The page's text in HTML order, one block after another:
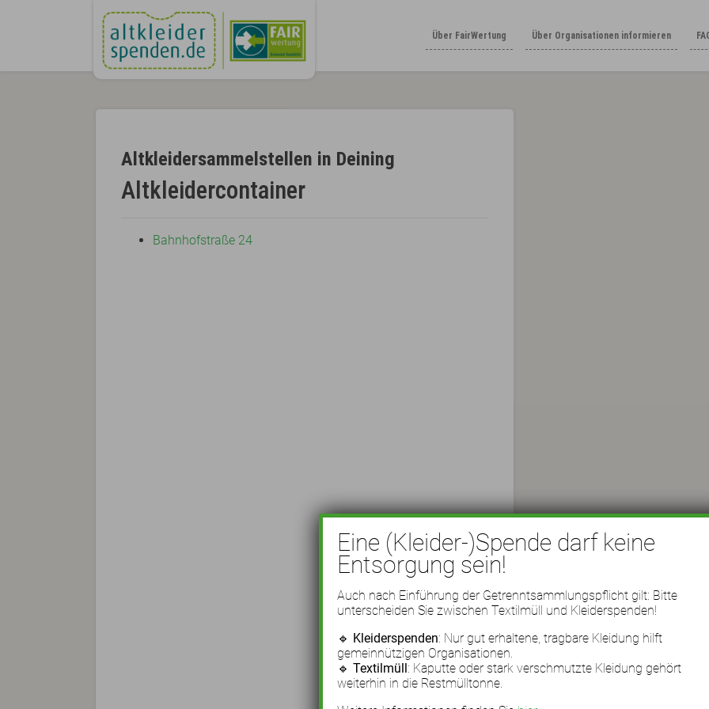
Über FairWertung Über Organisationen informieren
Altkleidersammelstellen in Deining
Altkleidercontainer
Bahnhofstraße 24
Eine (Kleider-)Spende darf keine
Entsorgung sein!
Auch nach Einführung der Getrenntsammlungspflicht gilt: Bitte
unterscheiden Sie zwischen Textilmüll und Kleiderspenden!
🔹 Kleiderspenden: Nur gut erhaltene, tragbare Kleidung hilft
gemeinnützigen Organisationen.
🔹Textilmüll: Kaputte oder stark verschmutzte Kleidung gehört
weiterhin in die Restmülltonne.